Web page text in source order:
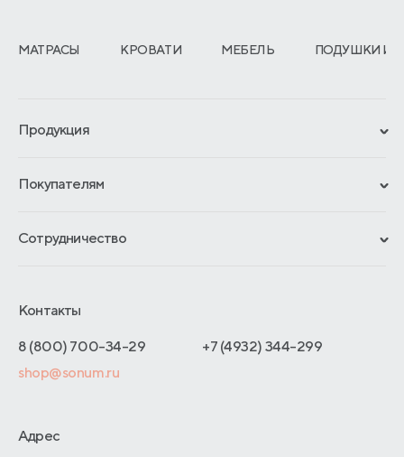
МАТРАСЫ КРОВАТИ МЕБЕЛЬ ПОДУШКИ И
Продукция
Гарантии
Отзывы покупателей
Покупателям
Обмен и возврат
Как оформить заказ
Адреса магазинов
Договор-оферты
Сотрудничество
Отельерам
Оптовые продажи
О производстве
Контакты
8 (800) 700-34-29
+7 (4932) 344-299
shop@sonum.ru
Адрес